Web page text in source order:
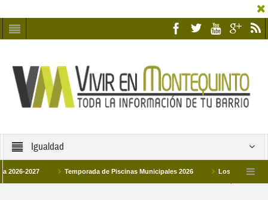
Igualdad
Temporada de Piscinas Municipales 2026 Los Campus de